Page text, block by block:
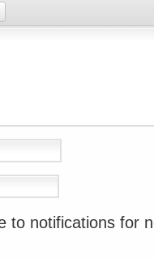
to notifications for